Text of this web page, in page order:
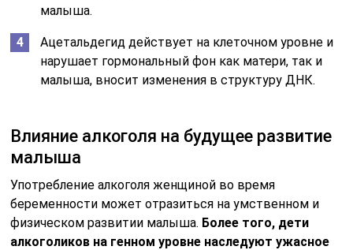
малыша.
Ацетальдегид действует на клеточном уровне и
нарушает гормональный фон как матери, так и
малыша, вносит изменения в структуру ДНК.
Влияние алкоголя на будущее развитие
малыша
Употребление алкоголя женщиной во время
беременности может отразиться на умственном и
физическом развитии малыша. Более того, дети
алкоголиков на генном уровне наследуют ужасное